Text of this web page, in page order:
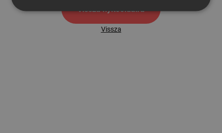
Vissza nyítóoldalra
Vissza